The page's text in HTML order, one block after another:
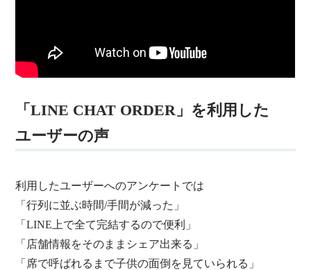
「LINE CHAT ORDER」を利用した
ユーザーの声
利用したユーザーへのアンケートでは
「行列に並ぶ時間/手間が減った」
「LINE上で全て完結するので便利」
「店舗情報をそのままシェア出来る」
「席で呼ばれるまで子供の面倒を見ていられる」